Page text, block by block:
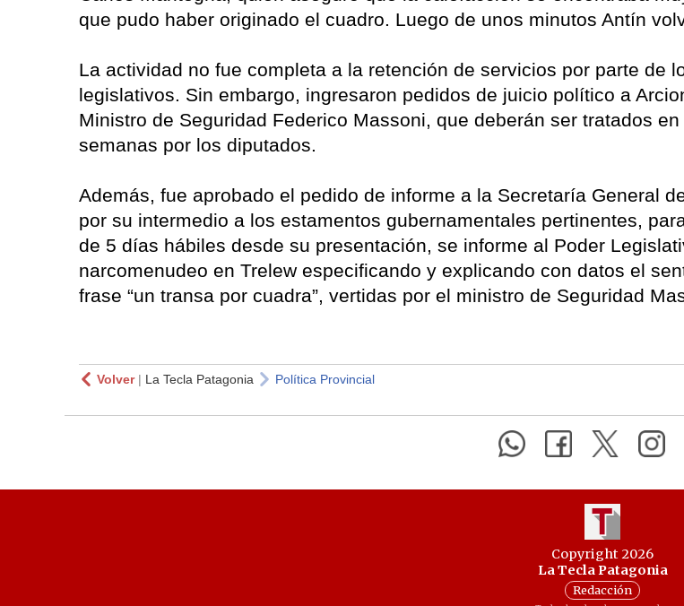
que pudo haber originado el cuadro. Luego de unos minutos Antín
La actividad no fue completa a la retención de servicios por parte de
legislativos. Sin embargo, ingresaron pedidos de juicio político a
Ministro de Seguridad Federico Massoni, que deberán ser tratados
semanas por los diputados.
Además, fue aprobado el pedido de informe a la Secretaría General
por su intermedio a los estamentos gubernamentales pertinentes,
de 5 días hábiles desde su presentación, se informe al Poder
narcomenudeo en Trelew especificando y explicando con datos el
frase “un transa por cuadra”, vertidas por el ministro de Seguridad
Volver| La Tecla Patagonia Política Provincial
Copyright 2026
La Tecla Patagonia
Redacción